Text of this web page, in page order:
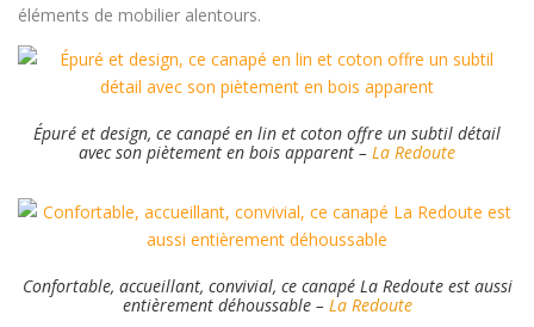
éléments de mobilier alentours.
Épuré et design, ce canapé en lin et coton offre un subtil détail
avec son piètement en bois apparent – La Redoute
Confortable, accueillant, convivial, ce canapé La Redoute est aussi
entièrement déhoussable – La Redoute